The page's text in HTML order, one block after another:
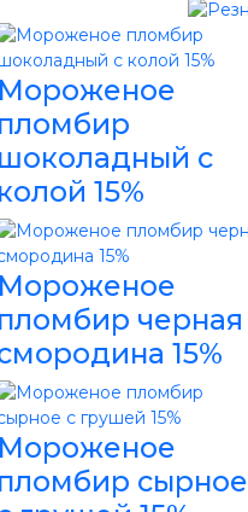
с
15%
черная
15%
сырное